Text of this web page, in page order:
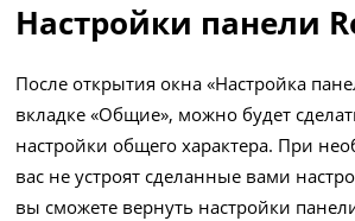
Настройки панели
После открытия окна «Настройка
вкладке «Общие», можно будет
настройки общего характера. При
вас не устроят сделанные вами
вы сможете вернуть настройки